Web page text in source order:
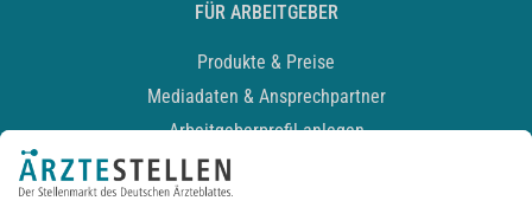
FÜR ARBEITGEBER
Produkte & Preise
Mediadaten & Ansprechpartner
Arbeitgeberprofil anlegen
Recruiting-Podcast